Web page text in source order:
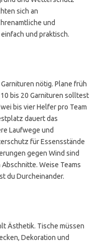
sich an
und
und praktisch.
nötig. Plane früh
bis 20 Garnituren solltest
bis vier Helfer pro Team
dauert das
Laufwege und
für Essensstände
gegen Wind sind
Weise Teams
du Durcheinander.
Ästhetik. Tische müssen
Dekoration und